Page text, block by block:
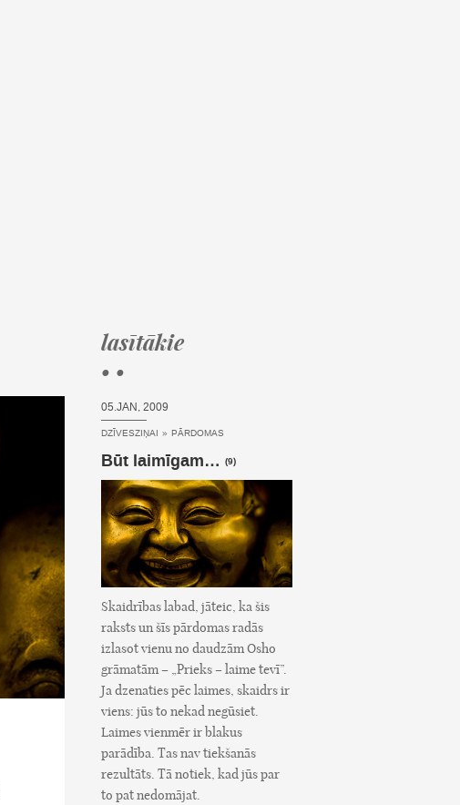
lasītākie
• •
05.JAN, 2009
DZĪVESZIŅAI » PĀRDOMAS
Būt laimīgam… (9)
Skaidrības labad, jāteic, ka šis
raksts un šīs pārdomas radās
izlasot vienu no daudzām Osho
grāmatām – „Prieks – laime tevī”.
Ja dzenaties pēc laimes, skaidrs ir
viens: jūs to nekad negūsiet.
Laimes vienmēr ir blakus
parādība. Tas nav tiekšanās
rezultāts. Tā notiek, kad jūs par
to pat nedomājat.